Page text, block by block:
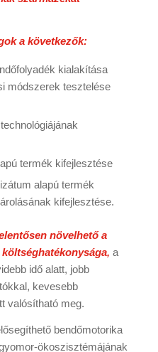
a következők:
kialakítása
módszerek tesztelése
termék kifejlesztése
alapú termék
kifejlesztése.
növelhető a
a
idő alatt, jobb
kevesebb
valósítható meg.
bendőmotorika
ökoszisztémájának